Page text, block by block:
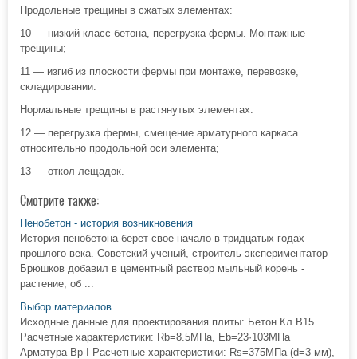
Продольные трещины в сжатых элементах:
10 — низкий класс бетона, перегрузка фермы. Монтажные
трещины;
11 — изгиб из плоскости фермы при монтаже, перевозке,
складировании.
Нормальные трещины в растянутых элементах:
12 — перегрузка фермы, смещение арматурного каркаса
относительно продольной оси элемента;
13 — откол лещадок.
Смотрите также:
Пенобетон - история возникновения
История пенобетона берет свое начало в тридцатых годах
прошлого века. Советский ученый, строитель-экспериментатор
Брюшков добавил в цементный раствор мыльный корень -
растение, об ...
Выбор материалов
Исходные данные для проектирования плиты: Бетон Кл.В15
Расчетные характеристики: Rb=8.5МПа, Eb=23·103МПа
Арматура Вр-I Расчетные характеристики: Rs=375МПа (d=3 мм),